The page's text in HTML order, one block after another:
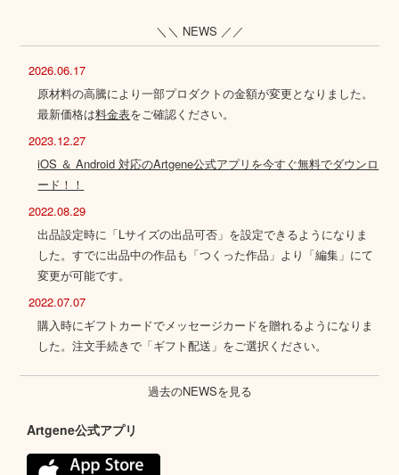
＼＼ NEWS ／／
2026.06.17
原材料の高騰により一部プロダクトの金額が変更となりました。
最新価格は料金表をご確認ください。
2023.12.27
iOS ＆ Android 対応のArtgene公式アプリを今すぐ無料でダウンロ
ード！！
2022.08.29
出品設定時に「Lサイズの出品可否」を設定できるようになりま
した。すでに出品中の作品も「つくった作品」より「編集」にて
変更が可能です。
2022.07.07
購入時にギフトカードでメッセージカードを贈れるようになりま
した。注文手続きで「ギフト配送」をご選択ください。
過去のNEWSを見る
Artgene公式アプリ